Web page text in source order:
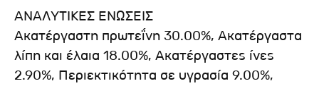
ΑΝΑΛΥΤΙΚΕΣ ΕΝΩΣΕΙΣ
Ακατέργαστη πρωτεΐνη 30.00%, Ακατέργαστα
λίπη και έλαια 18.00%, Ακατέργαστες ίνες
2.90%, Περιεκτικότητα σε υγρασία 9.00%,